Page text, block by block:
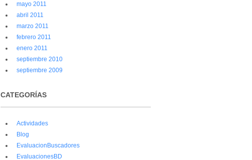
mayo 2011
abril 2011
marzo 2011
febrero 2011
enero 2011
septiembre 2010
septiembre 2009
CATEGORÍAS
Actividades
Blog
EvaluacionBuscadores
EvaluacionesBD